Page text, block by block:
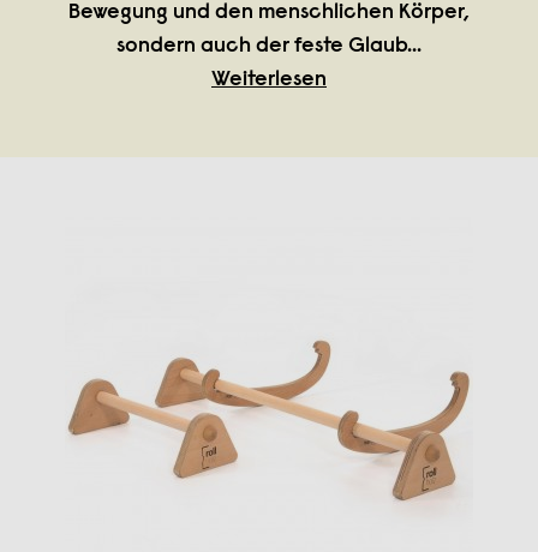
Bewegung und den menschlichen Körper,
sondern auch der feste Glaub...
Weiterlesen